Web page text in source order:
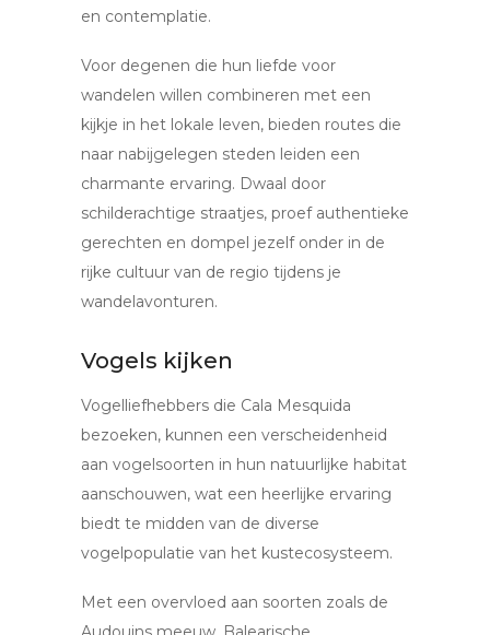
en contemplatie.
Voor degenen die hun liefde voor
wandelen willen combineren met een
kijkje in het lokale leven, bieden routes die
naar nabijgelegen steden leiden een
charmante ervaring. Dwaal door
schilderachtige straatjes, proef authentieke
gerechten en dompel jezelf onder in de
rijke cultuur van de regio tijdens je
wandelavonturen.
Vogels kijken
Vogelliefhebbers die Cala Mesquida
bezoeken, kunnen een verscheidenheid
aan vogelsoorten in hun natuurlijke habitat
aanschouwen, wat een heerlijke ervaring
biedt te midden van de diverse
vogelpopulatie van het kustecosysteem.
Met een overvloed aan soorten zoals de